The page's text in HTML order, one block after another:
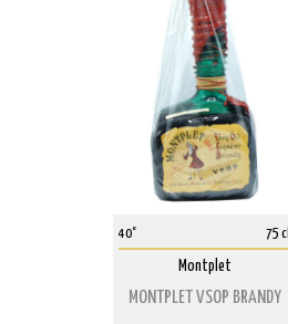
40° 75 cl
Montplet
MONTPLET VSOP BRANDY